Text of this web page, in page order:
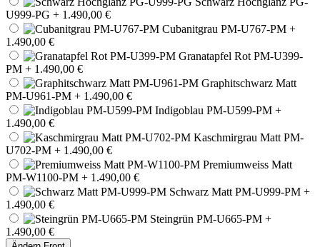
U999-PG + 1.490,00 €
Cubanitgrau PM-U767-PM +
1.490,00 €
Granatapfel Rot PM-U399-
PM + 1.490,00 €
Graphitschwarz Matt
PM-U961-PM + 1.490,00 €
Indigoblau PM-U599-PM +
1.490,00 €
Kaschmirgrau Matt PM-
U702-PM + 1.490,00 €
Premiumweiss Matt
PM-W1100-PM + 1.490,00 €
Schwarz Matt PM-U999-PM +
1.490,00 €
Steingrün PM-U665-PM +
1.490,00 €